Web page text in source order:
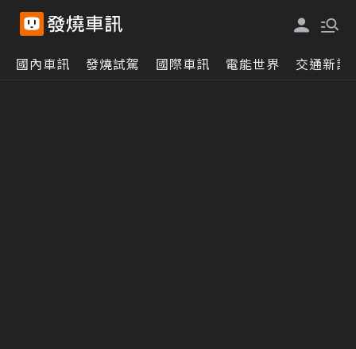
國內車訊 發燒試駕 國際車訊 電能世界 交通新訊